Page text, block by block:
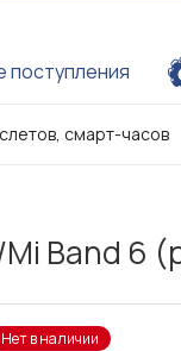
поступления
смарт-часов
Band 6
Нет в наличии